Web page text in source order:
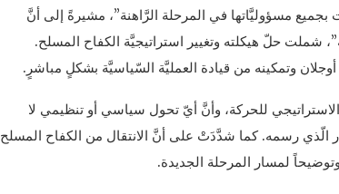
مسؤوليَّاتها في المرحلة الرَّاهنة”، مشيرةً إلى أنَّ
شملت حلّ هيكلته وتغيير استراتيجيَّة الكفاح المسلح.
وتمكينه من قيادة العمليَّة السّياسيَّة بشكلٍ مباشرٍ.
للحركة، وأنَّ أيّ تحول سياسي أو تنظيمي لا
الّذي رسمه. كما شدَّدَتْ على أنَّ الانتقال من الكفاح المسلح
لمسار المرحلة الجديدة.